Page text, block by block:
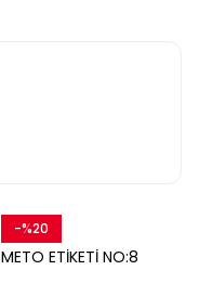
-%20
Snow
METO ETİKETİ NO:8